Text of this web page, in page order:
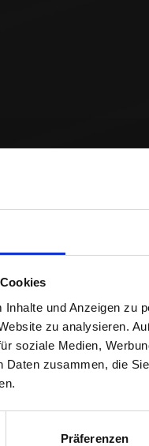
und Anzeigen zu
zu analysieren.
soziale Medien,
Daten zusammen, die
Präferenzen
besten